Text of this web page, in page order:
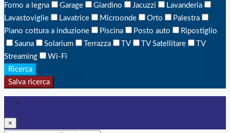
Forno a legna
Garage Giardino Jacuzzi
Lavanderia
Lavastoviglie
Lavatrice Microonde Orto
Palestra
Piano cottura a induzione
Piscina Posto auto
Ripostiglio
Sauna
Solarium Terrazza TV TV Satellitare
TV
Streaming
Wi-Fi
Ricerca
Salva ricerca
×